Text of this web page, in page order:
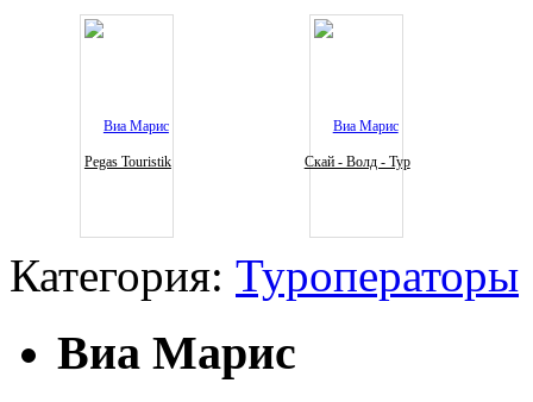
Pegas Touristik Скай - Волд - Тур
Категория: Туроператоры
Виа Марис